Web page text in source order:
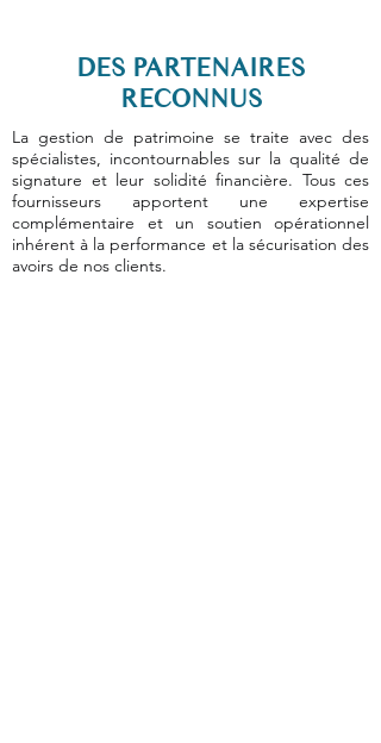
DES PARTENAIRES
RECONNUS
La gestion de patrimoine se traite avec des
spécialistes, incontournables sur la qualité de
signature et leur solidité financière. Tous ces
fournisseurs apportent une expertise
complémentaire et un soutien opérationnel
inhérent à la performance et la sécurisation des
avoirs de nos clients.